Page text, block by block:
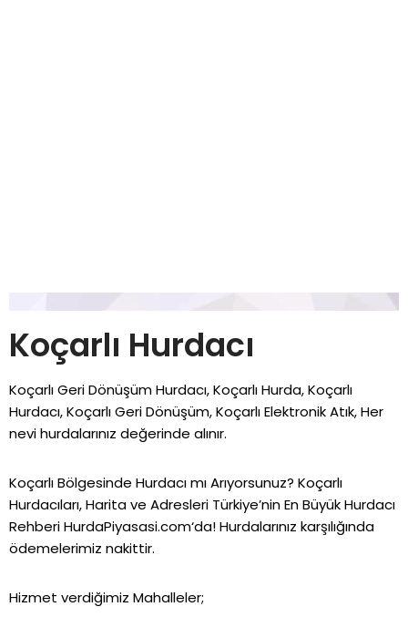
Koçarlı Hurdacı
Koçarlı Geri Dönüşüm Hurdacı, Koçarlı Hurda, Koçarlı
Hurdacı, Koçarlı Geri Dönüşüm, Koçarlı Elektronik Atık, Her
nevi hurdalarınız değerinde alınır.
Koçarlı Bölgesinde Hurdacı mı Arıyorsunuz? Koçarlı
Hurdacıları, Harita ve Adresleri Türkiye’nin En Büyük Hurdacı
RehberiHurdaPiyasasi.com‘da!Hurdalarınız karşılığında
ödemelerimiz nakittir.
Hizmet verdiğimiz Mahalleler;